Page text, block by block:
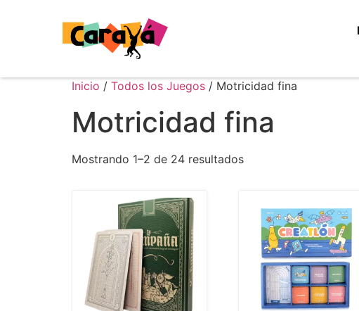
Inicio / Todos los Juegos / Motricidad fina
Motricidad fina
Mostrando 1–2 de 24 resultados